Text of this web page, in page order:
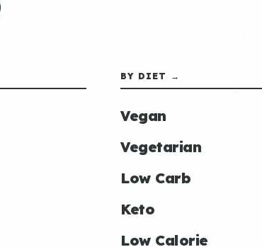
BY DIET →
Vegan
Vegetarian
Low Carb
Keto
Low Calorie